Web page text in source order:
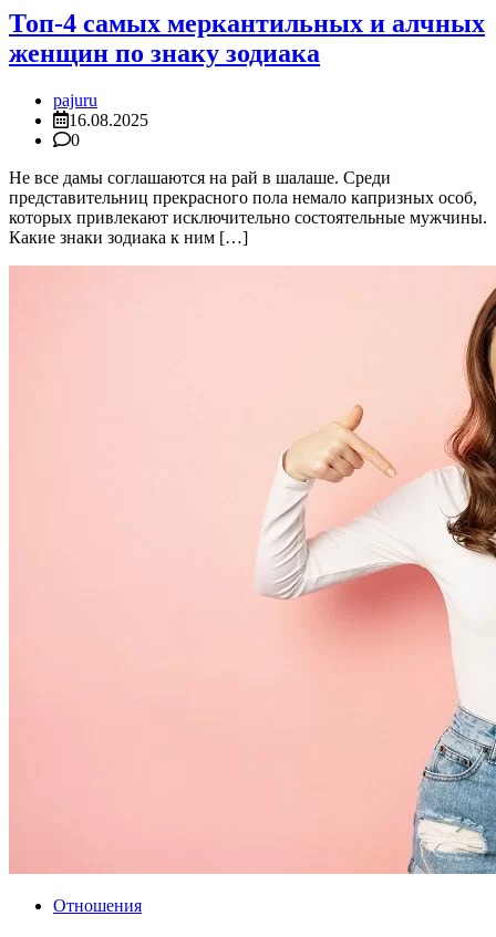
Топ-4 самых меркантильных и алчных
женщин по знаку зодиака
pajuru
16.08.2025
0
Не все дамы соглашаются на рай в шалаше. Среди
представительниц прекрасного пола немало капризных особ,
которых привлекают исключительно состоятельные мужчины.
Какие знаки зодиака к ним […]
Отношения